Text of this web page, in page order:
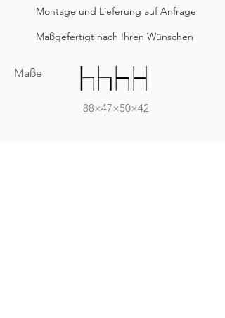
Montage und Lieferung auf Anfrage
Maßgefertigt nach Ihren Wünschen
Maße
88×47×50×42